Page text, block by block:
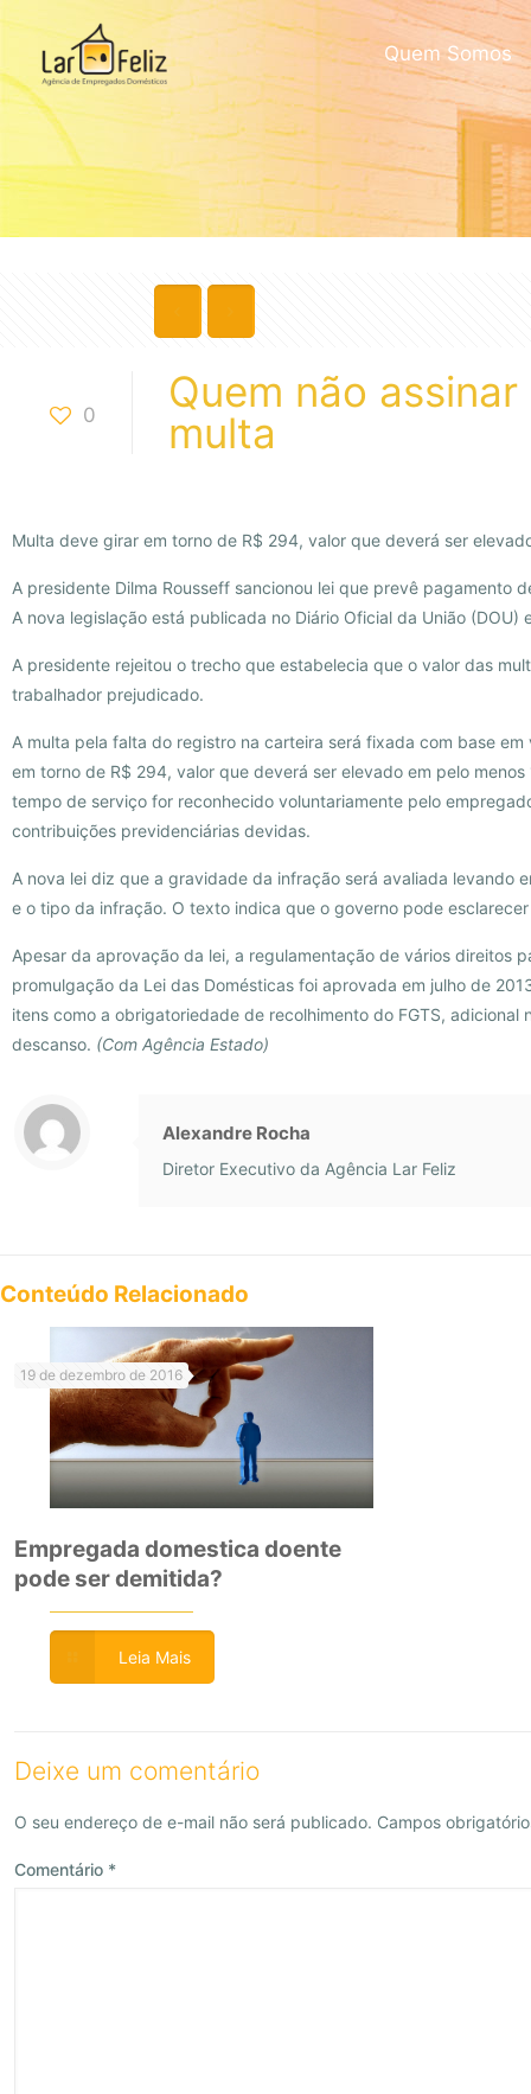
Quem Somos
0
Quem não
multa
Multa deve girar em torno de R$ 294, valor que deverá ser
A presidente Dilma Rousseff sancionou lei que prevê
A nova legislação está publicada no Diário Oficial da União (DOU)
A presidente rejeitou o trecho que estabelecia que o valor das
trabalhador prejudicado.
A multa pela falta do registro na carteira será fixada com base
em torno de R$ 294, valor que deverá ser elevado em pelo
tempo de serviço for reconhecido voluntariamente pelo
contribuições previdenciárias devidas.
A nova lei diz que a gravidade da infração será avaliada
e o tipo da infração. O texto indica que o governo pode
Apesar da aprovação da lei, a regulamentação de vários direitos
promulgação da Lei das Domésticas foi aprovada em julho de
itens como a obrigatoriedade de recolhimento do FGTS,
descanso. (Com Agência Estado)
Alexandre Rocha
Diretor Executivo da Agência Lar Feliz
Conteúdo Relacionado
19 de dezembro de 2016
Empregada domestica doente
pode ser demitida?
Leia Mais
Deixe um comentário
O seu endereço de e-mail não será publicado. Campos
Comentário *